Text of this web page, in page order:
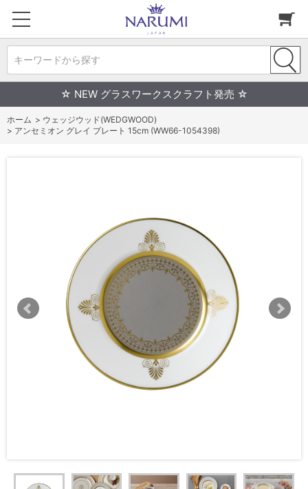
キーワードから探す
☆ NEW グラスワークスクラフト発売 ☆
ホーム > ウェッジウッド(WEDGWOOD)
> アンセミオン グレイ プレート 15cm (WW66-1054398)